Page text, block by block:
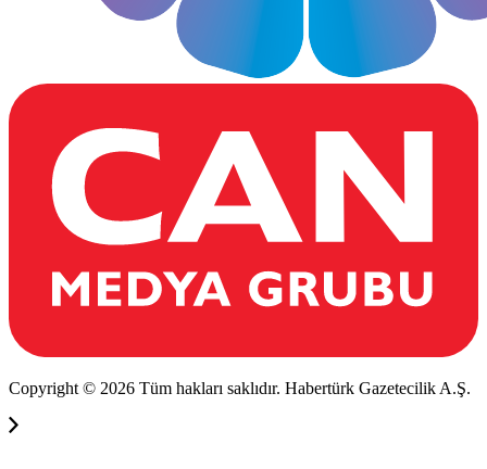
Copyright © 2026 Tüm hakları saklıdır. Habertürk Gazetecilik A.Ş.